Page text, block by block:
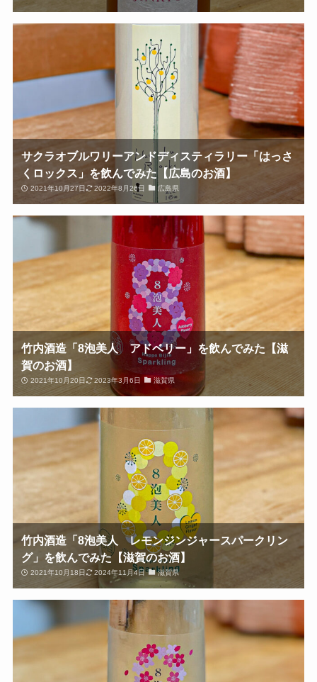
サクラオブルワリーアンドディスティラリー「はっさ
くロックス」を飲んでみた【広島のお酒】
2021年10月27日 2022年8月26日 広島県
竹内酒造「8泡美人 アドベリー」を飲んでみた【滋
賀のお酒】
2021年10月20日 2023年3月6日 滋賀県
竹内酒造「8泡美人 レモンジンジャースパークリン
グ」を飲んでみた【滋賀のお酒】
2021年10月18日 2024年11月4日 滋賀県